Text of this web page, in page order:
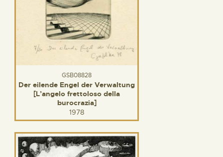
GSB08828
Der eilende Engel der Verwaltung
[L’angelo frettoloso della
burocrazia]
1978